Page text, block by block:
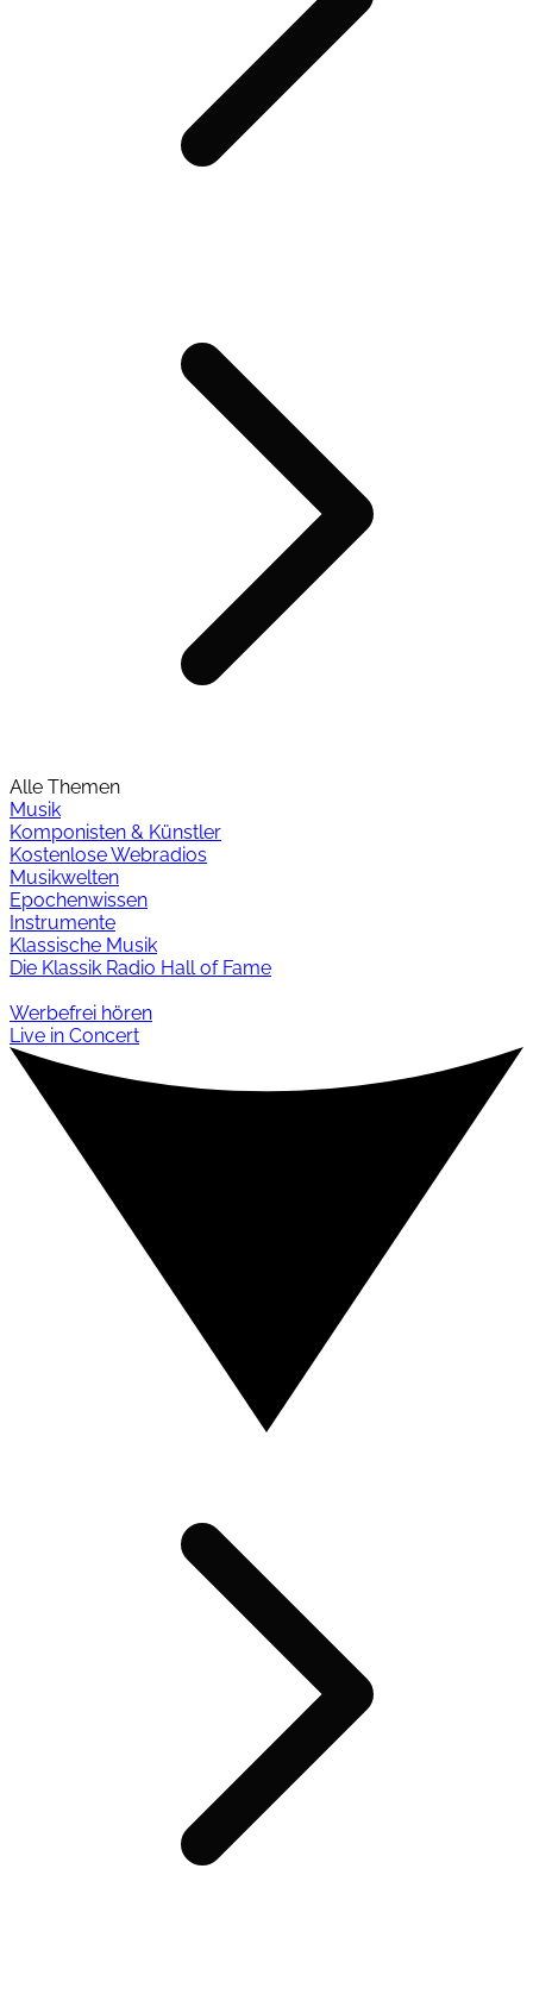
Alle Themen
Musik
Komponisten & Künstler
Kostenlose Webradios
Musikwelten
Epochenwissen
Instrumente
Klassische Musik
Die Klassik Radio Hall of Fame
Werbefrei hören
Live in Concert